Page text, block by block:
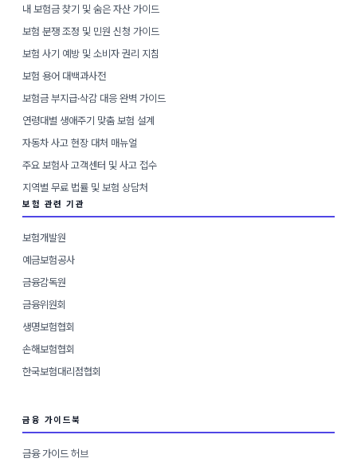
내 보험금 찾기 및 숨은 자산 가이드
보험 분쟁 조정 및 민원 신청 가이드
보험 사기 예방 및 소비자 권리 지침
보험 용어 대백과사전
보험금 부지급·삭감 대응 완벽 가이드
연령대별 생애주기 맞춤 보험 설계
자동차 사고 현장 대처 매뉴얼
주요 보험사 고객센터 및 사고 접수
지역별 무료 법률 및 보험 상담처
보험 관련 기관
보험개발원
예금보험공사
금융감독원
금융위원회
생명보험협회
손해보험협회
한국보험대리점협회
금융 가이드북
금융 가이드 허브